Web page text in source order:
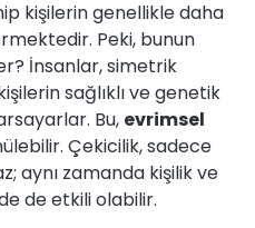
kişilerin genellikle daha
Peki, bunun
İnsanlar, simetrik
sağlıklı ve genetik
Bu, evrimsel
Çekicilik, sadece
aynı zamanda kişilik ve
de etkili olabilir.